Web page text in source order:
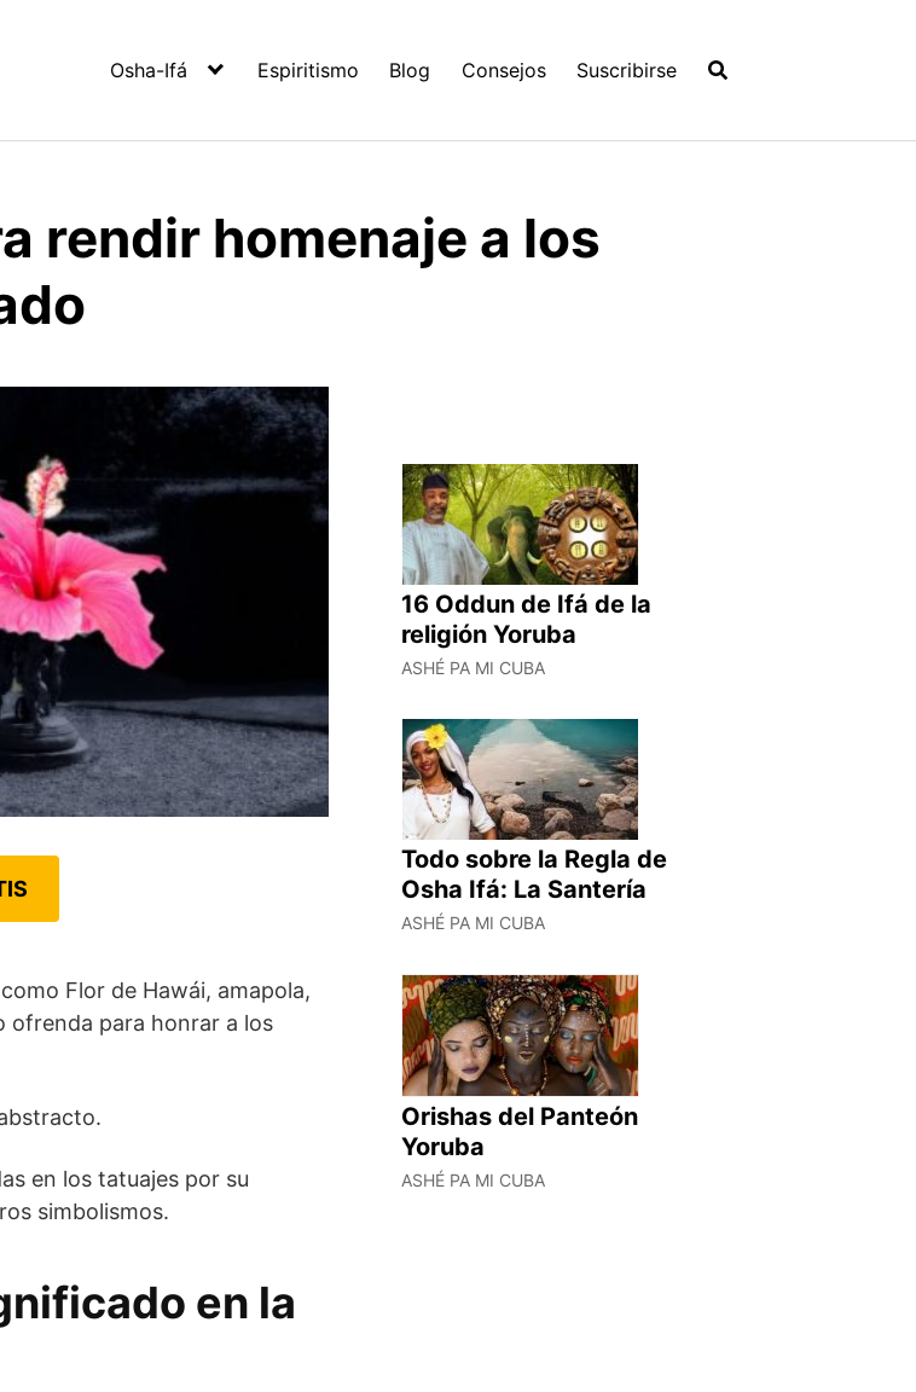
Osha-Ifá Espiritismo Blog Consejos Suscribirse
rendir homenaje a los
Flor de Hawái, amapola,
ofrenda para honrar a los
en los tatuajes por su
simbolismos.
en la
16 Oddun de Ifá de la
religión Yoruba
ASHÉ PA MI CUBA
Todo sobre la Regla de
Osha Ifá: La Santería
ASHÉ PA MI CUBA
Orishas del Panteón
Yoruba
ASHÉ PA MI CUBA